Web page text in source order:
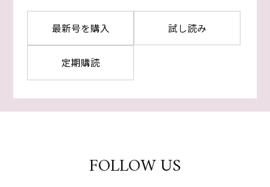
最新号を購入 試し読み
定期購読
FOLLOW US